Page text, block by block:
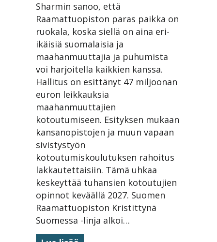
linja
­
leikkauksista
huolimatta
Sharmin sanoo, että
Raamattuopiston paras paikka on
ruokala, koska siellä on aina eri-
ikäisiä suomalaisia ja
maahanmuuttajia ja puhumista
voi harjoitella kaikkien kanssa.
Hallitus on esittänyt 47 miljoonan
euron leikkauksia
maahanmuuttajien
kotoutumiseen. Esityksen mukaan
kansanopistojen ja muun vapaan
sivistystyön
kotoutumiskoulutuksen rahoitus
lakkautettaisiin. Tämä uhkaa
keskeyttää tuhansien kotoutujien
opinnot keväällä 2027. Suomen
Raamattuopiston Kristittynä
Suomessa -linja alkoi…